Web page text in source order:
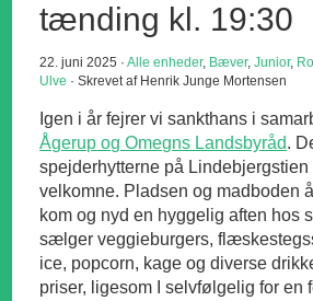
tænding kl. 19:30
22. juni 2025 ·Alle enheder, Bæver,Junior,
Ulve · Skrevet af Henrik Junge Mortensen
Igen i år fejrer vi sankthans i
Ågerup og Omegns Landsbyråd.
spejderhytterne på
velkomne. Pladsen og madboden
kom og nyd en hyggelig aften hos
sælger veggieburgers,
ice, popcorn, kage og diverse
priser, ligesom I selvfølgelig for en